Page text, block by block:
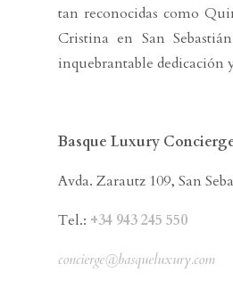
tan reconocidas como
Cristina en San
inquebrantable dedicación
Basque Luxury
Avda. Zarautz 109, San
Tel.: +34 943 245 550
concierge@basqueluxury.com